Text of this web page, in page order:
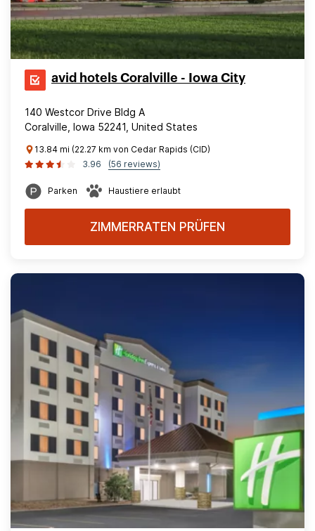
avid hotels Coralville - Iowa City
140 Westcor Drive Bldg A
Coralville, Iowa 52241, United States
13.84 mi (22.27 km von Cedar Rapids (CID)
3.96
(56 reviews)
Parken Haustiere erlaubt
ZIMMERRATEN PRÜFEN